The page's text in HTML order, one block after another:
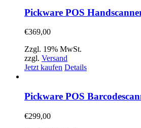
Pickware POS
€369,00
Zzgl. 19% MwSt.
zzgl. Versand
Jetzt kaufen Details
Pickware POS
€299,00